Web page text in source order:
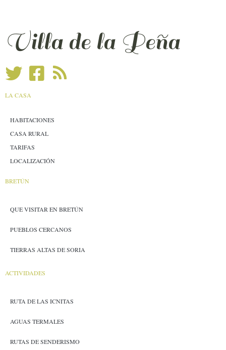
Villa de la Peña
LA CASA
HABITACIONES
CASA RURAL
TARIFAS
LOCALIZACIÓN
BRETÚN
QUE VISITAR EN BRETÚN
PUEBLOS CERCANOS
TIERRAS ALTAS DE SORIA
ACTIVIDADES
RUTA DE LAS ICNITAS
AGUAS TERMALES
RUTAS DE SENDERISMO